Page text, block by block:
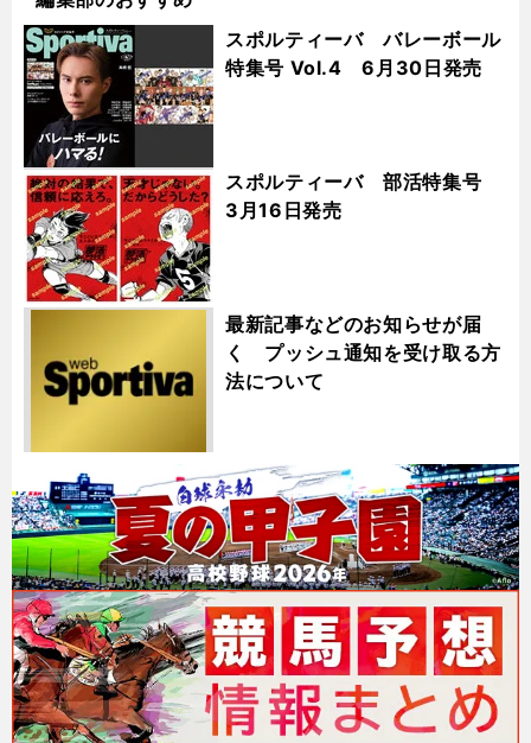
スポルティーバ バレーボール
特集号 Vol.4 6月30日発売
スポルティーバ 部活特集号
3月16日発売
最新記事などのお知らせが届
く プッシュ通知を受け取る方
法について